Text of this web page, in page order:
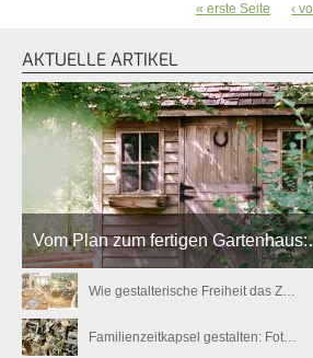
« erste Seite ‹
AKTUELLE ARTIKEL
Vom Plan zum fertigen
Wie gestalterische Freiheit das Z…
Familienzeitkapsel gestalten: Fot…